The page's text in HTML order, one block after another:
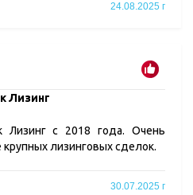
24.08.2025 г
Лизинг
Лизинг с 2018 года. Очень
лизинговых сделок.
30.07.2025 г